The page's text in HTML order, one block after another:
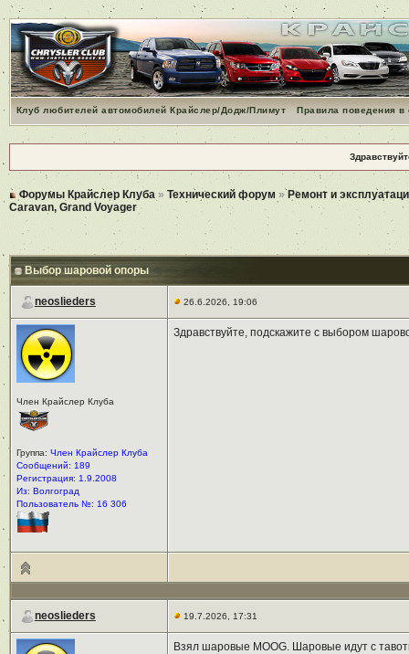
Клуб любителей автомобилей Крайслер/Додж/Плимут Правила поведения
Форумы Крайслер Клуба » Технический форум »Ремонт и
Caravan, Grand Voyager
Выбор шаровой опоры
neoslieders 26.6.2026, 19:06
Член Крайслер Клуба
Группа: Член Крайслер Клуба
Сообщений: 189
Регистрация: 1.9.2008
Из: Волгоград
Пользователь №: 16 306
Здравствуйте, подскажите с выбором
neoslieders 19.7.2026, 17:31
Взял шаровые MOOG. Шаровые идут с